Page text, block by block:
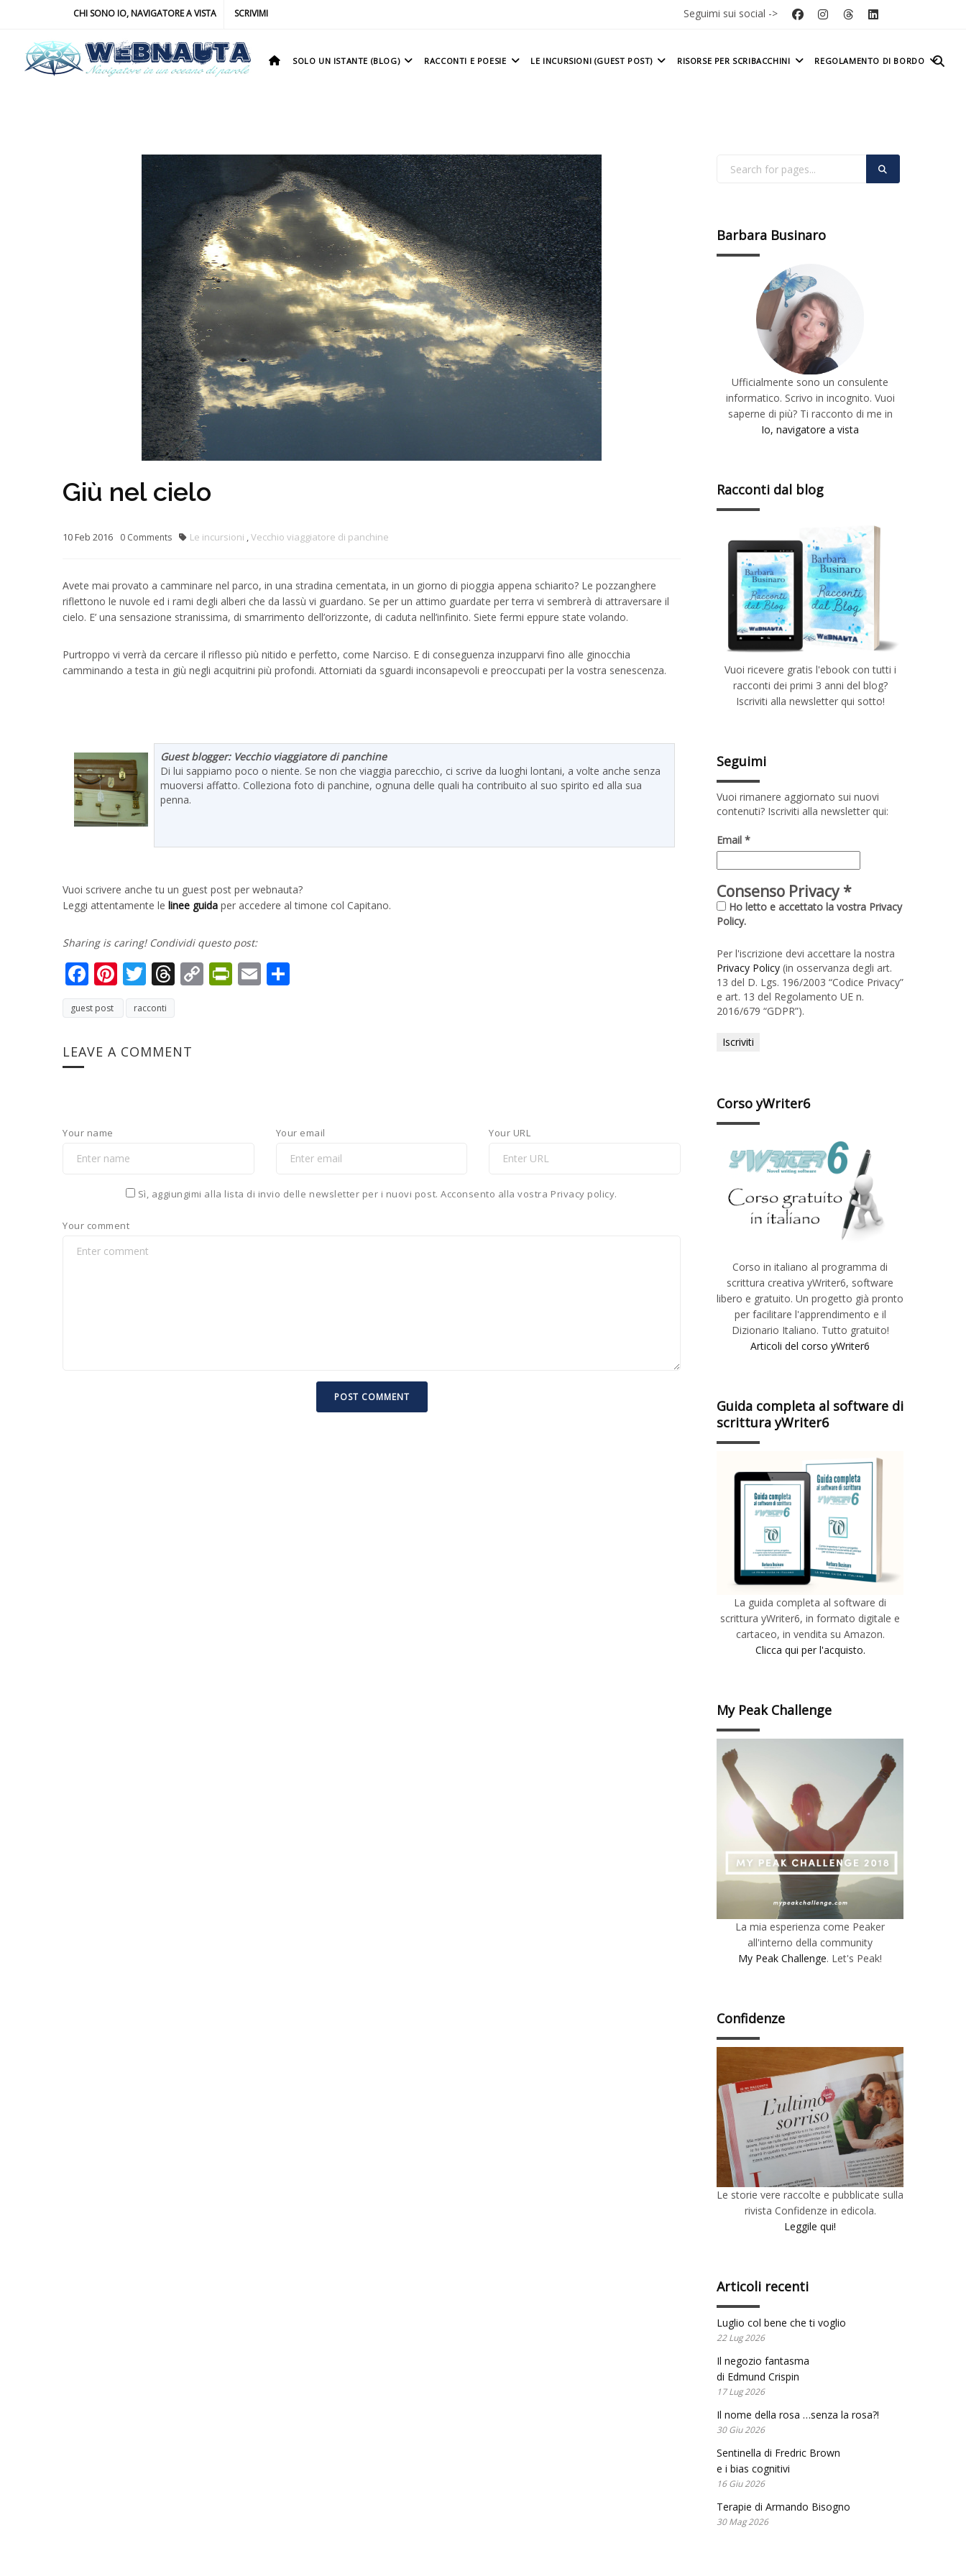
CHI SONO IO, NAVIGATORE A VISTA SCRIVIMI Seguimi sui social ->
SOLO UN ISTANTE (BLOG) RACCONTI E POESIE LE INCURSIONI (GUEST POST) RISORSE PER SCRIBACCHINI REGOLAMENTO DI BORDO
Giù nel cielo
10Feb 2016 0 Comments Le incursioni ,Vecchio viaggiatore di panchine
Avete mai provato a camminare nel parco, in una stradina cementata, in un giorno di pioggia appena schiarito? Le pozzanghere
riflettono le nuvole ed i rami degli alberi che da lassù vi guardano. Se per un attimo guardate per terra vi sembrerà di attraversare il
cielo. E’ una sensazione stranissima, di smarrimento dell’orizzonte, di caduta nell’infinito. Siete fermi eppure state volando.
Purtroppo vi verrà da cercare il riflesso più nitido e perfetto, come Narciso. E di conseguenza inzupparvi fino alle ginocchia
camminando a testa in giù negli acquitrini più profondi. Attorniati da sguardi inconsapevoli e preoccupati per la vostra senescenza.
Guest blogger: Vecchio viaggiatore di panchine
Di lui sappiamo poco o niente. Se non che viaggia parecchio, ci scrive da luoghi lontani, a volte anche senza
muoversi affatto. Colleziona foto di panchine, ognuna delle quali ha contribuito al suo spirito ed alla sua
penna.
Vuoi scrivere anche tu un guest post per webnauta?
Leggi attentamente le linee guida per accedere al timone col Capitano.
Sharing is caring! Condividi questo post:
Facebook
Pinterest
Twitter
Threads
CopyPrintFriendly
Email
guest post racconti
LEAVE A COMMENT
Your name Your email Your URL
Sì, aggiungimi alla lista di invio delle newsletter per i nuovi post. Acconsento alla vostra Privacy policy.
Your comment
Barbara Businaro
Ufficialmente sono un consulente
informatico. Scrivo in incognito. Vuoi
saperne di più? Ti racconto di me in
Io, navigatore a vista
Racconti dal blog
Vuoi ricevere gratis l'ebook con tutti i
racconti dei primi 3 anni del blog?
Iscriviti alla newsletter qui sotto!
Seguimi
Vuoi rimanere aggiornato sui nuovi
contenuti? Iscriviti alla newsletter qui:
Email *
Consenso Privacy*
Ho letto e accettato la vostra Privacy
Policy.
Per l'iscrizione devi accettare la nostra
Privacy Policy (in osservanza degli art.
13 del D. Lgs. 196/2003 “Codice Privacy”
e art. 13 del Regolamento UE n.
2016/679 “GDPR”).
Corso yWriter6
Corso in italiano al programma di
scrittura creativa yWriter6, software
libero e gratuito. Un progetto già pronto
per facilitare l'apprendimento e il
Dizionario Italiano. Tutto gratuito!
Articoli del corso yWriter6
Guida completa al software di
scrittura yWriter6
La guida completa al software di
scrittura yWriter6, in formato digitale e
cartaceo, in vendita su Amazon.
Clicca qui per l'acquisto.
My Peak Challenge
La mia esperienza come Peaker
all'interno della community
My Peak Challenge. Let's Peak!
Confidenze
Le storie vere raccolte e pubblicate sulla
rivista Confidenze in edicola.
Leggile qui!
Articoli recenti
Luglio col bene che ti voglio
22 Lug 2026
Il negozio fantasma
di Edmund Crispin
17 Lug 2026
Il nome della rosa …senza la rosa?!
30 Giu 2026
Sentinella di Fredric Brown
e i bias cognitivi
16 Giu 2026
Terapie di Armando Bisogno
30 Mag 2026